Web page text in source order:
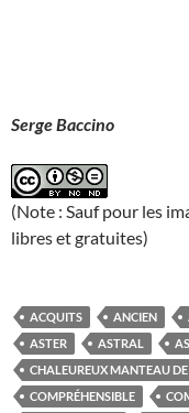
Serge Baccino
(Note : Sauf pour les
libres et gratuites)
ACQUITS ANCIEN
ASTER
ASTRAL
CHALEUREUX MANTEAU
COMPRÉHENSIBLE